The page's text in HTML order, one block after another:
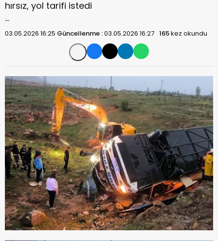
hırsız, yol tarifi istedi
…
03.05.2026 16:25 Güncellenme :03.05.2026 16:27 165kez okundu